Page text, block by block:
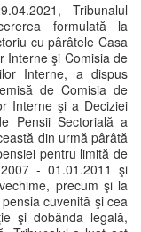
Tribunalul
formulată la
cu pârâtele Casa
Interne şi Comisia de
Interne, a dispus
de Comisia de
Interne şi a Deciziei
Pensii Sectorială a
din urmă pârâtă
pentru limită de
- 01.01.2011 şi
precum şi la
cuvenită şi cea
şi dobânda legală,